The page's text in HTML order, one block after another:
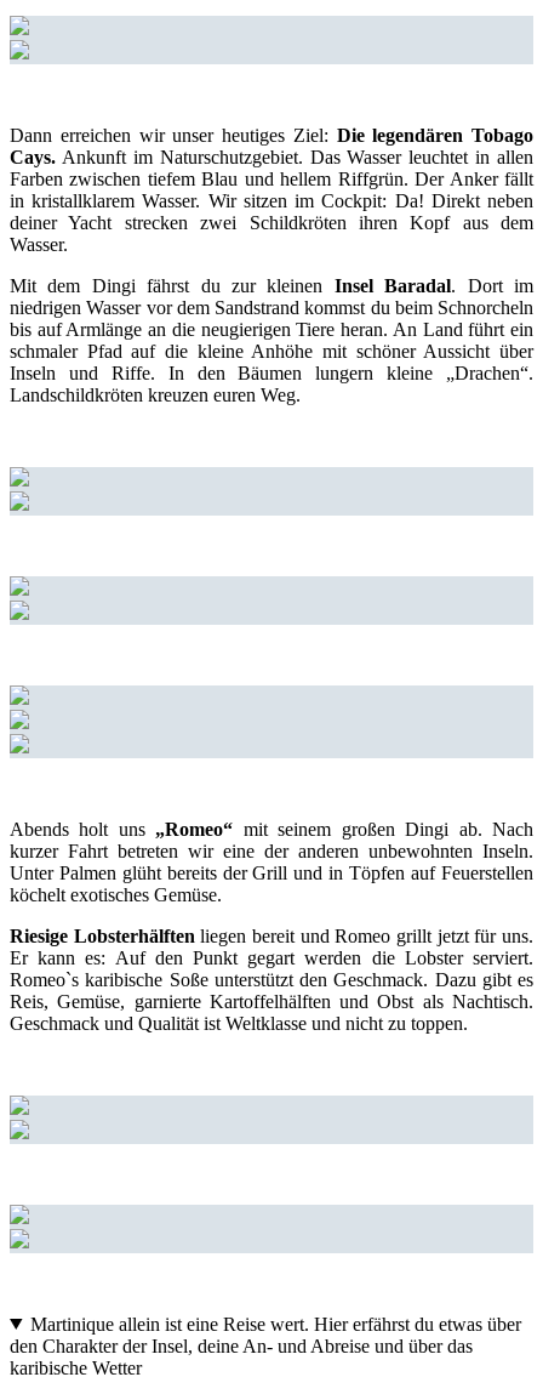
Dann erreichen wir unser heutiges Ziel: Die legendären Tobago
Cays. Ankunft im Naturschutzgebiet. Das Wasser leuchtet in allen
Farben zwischen tiefem Blau und hellem Riffgrün. Der Anker fällt
in kristallklarem Wasser. Wir sitzen im Cockpit: Da! Direkt neben
deiner Yacht strecken zwei Schildkröten ihren Kopf aus dem
Wasser.
Mit dem Dingi fährst du zur kleinen Insel Baradal. Dort im
niedrigen Wasser vor dem Sandstrand kommst du beim Schnorcheln
bis auf Armlänge an die neugierigen Tiere heran. An Land führt ein
schmaler Pfad auf die kleine Anhöhe mit schöner Aussicht über
Inseln und Riffe. In den Bäumen lungern kleine „Drachen“.
Landschildkröten kreuzen euren Weg.
Abends holt uns „Romeo“ mit seinem großen Dingi ab. Nach
kurzer Fahrt betreten wir eine der anderen unbewohnten Inseln.
Unter Palmen glüht bereits der Grill und in Töpfen auf Feuerstellen
köchelt exotisches Gemüse.
Riesige Lobsterhälften liegen bereit und Romeo grillt jetzt für uns.
Er kann es: Auf den Punkt gegart werden die Lobster serviert.
Romeo`s karibische Soße unterstützt den Geschmack. Dazu gibt es
Reis, Gemüse, garnierte Kartoffelhälften und Obst als Nachtisch.
Geschmack und Qualität ist Weltklasse und nicht zu toppen.
Martinique allein ist eine Reise wert. Hier erfährst du etwas über
den Charakter der Insel, deine An- und Abreise und über das
karibische Wetter